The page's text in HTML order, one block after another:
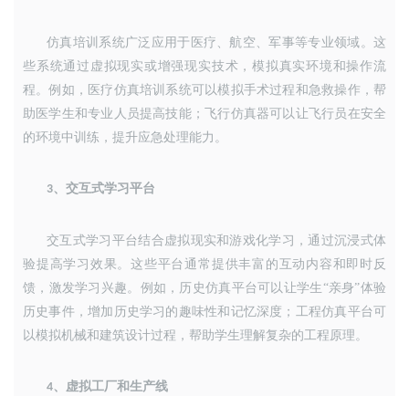
仿真培训系统广泛应用于医疗、航空、军事等专业领域。这
些系统通过虚拟现实或增强现实技术，模拟真实环境和操作流
程。例如，医疗仿真培训系统可以模拟手术过程和急救操作，帮
助医学生和专业人员提高技能；飞行仿真器可以让飞行员在安全
的环境中训练，提升应急处理能力。
3、 交互式学习平台
交互式学习平台结合虚拟现实和游戏化学习，通过沉浸式体
验提高学习效果。这些平台通常提供丰富的互动内容和即时反
馈，激发学习兴趣。例如，历史仿真平台可以让学生 “亲身”体验
历史事件，增加历史学习的趣味性和记忆深度；工程仿真平台可
以模拟机械和建筑设计过程，帮助学生理解复杂的工程原理。
4、 虚拟工厂和生产线